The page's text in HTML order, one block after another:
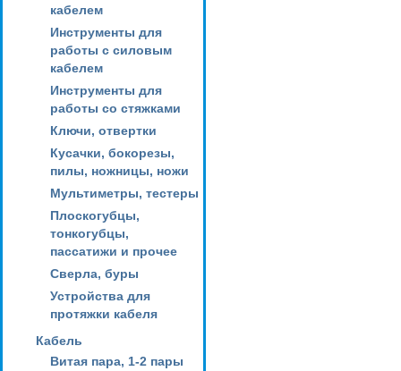
кабелем
Инструменты для
работы с силовым
кабелем
Инструменты для
работы со стяжками
Ключи, отвертки
Кусачки, бокорезы,
пилы, ножницы, ножи
Мультиметры, тестеры
Плоскогубцы,
тонкогубцы,
пассатижи и прочее
Сверла, буры
Устройства для
протяжки кабеля
Кабель
Витая пара, 1-2 пары